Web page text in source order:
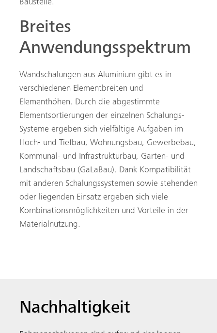
Baustelle.
Breites
Anwendungsspektrum
Wandschalungen aus Aluminium gibt es in
verschiedenen Elementbreiten und
Elementhöhen. Durch die abgestimmte
Elementsortierungen der einzelnen Schalungs-
Systeme ergeben sich vielfältige Aufgaben im
Hoch- und Tiefbau, Wohnungsbau, Gewerbebau,
Kommunal- und Infrastrukturbau, Garten- und
Landschaftsbau (GaLaBau). Dank Kompatibilität
mit anderen Schalungssystemen sowie stehenden
oder liegenden Einsatz ergeben sich viele
Kombinationsmöglichkeiten und Vorteile in der
Materialnutzung.
Nachhaltigkeit